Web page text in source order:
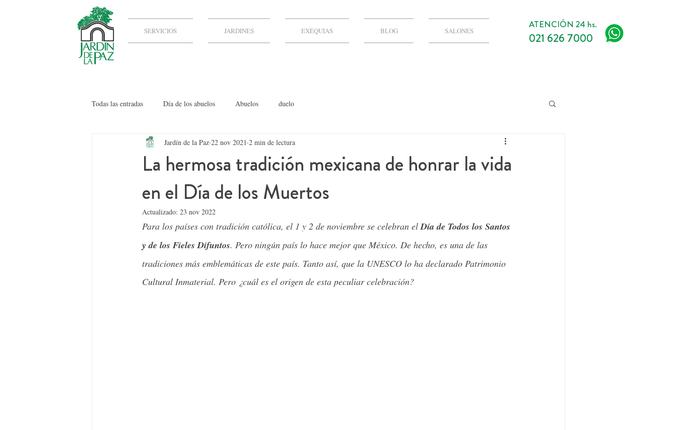
SERVICIOS JARDINES EXEQUIAS BLOG SALONES
ATENCIÓN 24 hs.
021 626 7000
Todas las entradas Día de los abuelos Abuelos duelo
La hermosa tradición mexicana de honrar la vida
en el Día de los Muertos
Jardín de la Paz 22 nov 2021 2 min de lectura
Actualizado: 23 nov 2022
Para los países con tradición católica, el 1 y 2 de noviembre se celebran el Día de Todos los Santos
y de los Fieles Difuntos. Pero ningún país lo hace mejor que México. De hecho, es una de las
tradiciones más emblemáticas de este país. Tanto así, que la UNESCO lo ha declarado Patrimonio
Cultural Inmaterial. Pero ¿cuál es el origen de esta peculiar celebración?